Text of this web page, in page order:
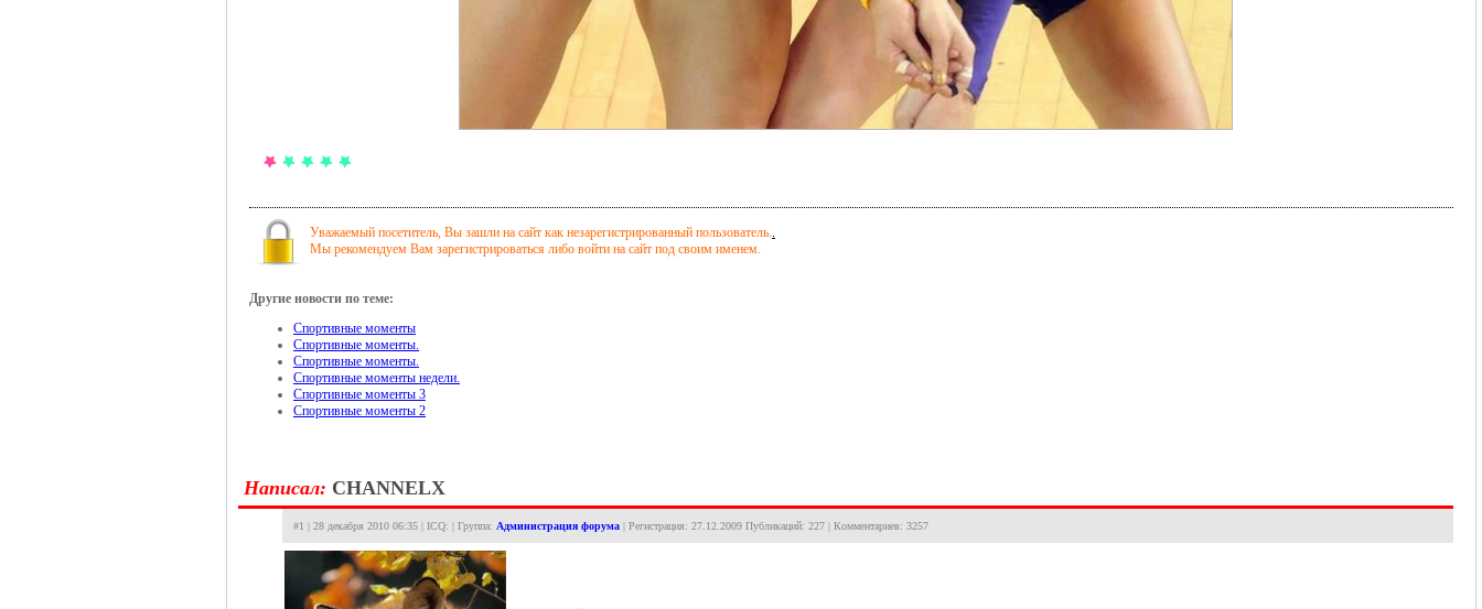
Уважаемый посетитель, Вы зашли на сайт как незарегистрированный пользователь..
Мы рекомендуем Вам зарегистрироваться либо войти на сайт под своим именем.
Другие новости по теме:
Спортивные моменты
Спортивные моменты.
Спортивные моменты.
Спортивные моменты недели.
Спортивные моменты 3
Спортивные моменты 2
Hаписал: CHANNELX
#1 | 28 декабря 2010 06:35 | ICQ: | Группа: Администрация форума | Регистрация: 27.12.2009 Публикаций: 227 | Комментариев: 3257